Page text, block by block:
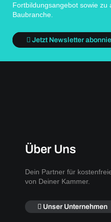
Fortbildungsangebot sowie
Baubranche.
Jetzt Newsletter
Über Uns
Dein Partner für
von Deiner Kammer.
Unser Unternehmen